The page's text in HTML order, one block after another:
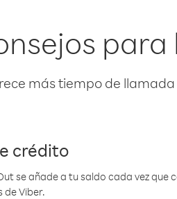
más tiempo de
crédito
se añade a tu saldo cada vez
de Viber.